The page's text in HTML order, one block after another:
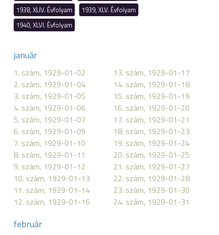
1938, XLIV. Évfolyam
1939, XLV. Évfolyam
1940, XLVI. Évfolyam
január
1. szám, 1929-01-02
2. szám, 1929-01-04
3. szám, 1929-01-05
4. szám, 1929-01-06
5. szám, 1929-01-07
6. szám, 1929-01-09
7. szám, 1929-01-10
8. szám, 1929-01-11
9. szám, 1929-01-12
10. szám, 1929-01-13
11. szám, 1929-01-14
12. szám, 1929-01-16
13. szám, 1929-01-17
14. szám, 1929-01-18
15. szám, 1929-01-19
16. szám, 1929-01-20
17. szám, 1929-01-21
18. szám, 1929-01-23
19. szám, 1929-01-24
20. szám, 1929-01-25
21. szám, 1929-01-27
22. szám, 1929-01-28
23. szám, 1929-01-30
24. szám, 1929-01-31
február